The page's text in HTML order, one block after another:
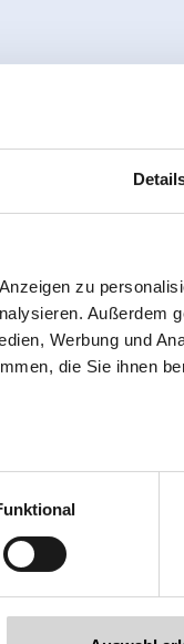
zu
Außerdem
Werbung und
die Sie ihnen
KG